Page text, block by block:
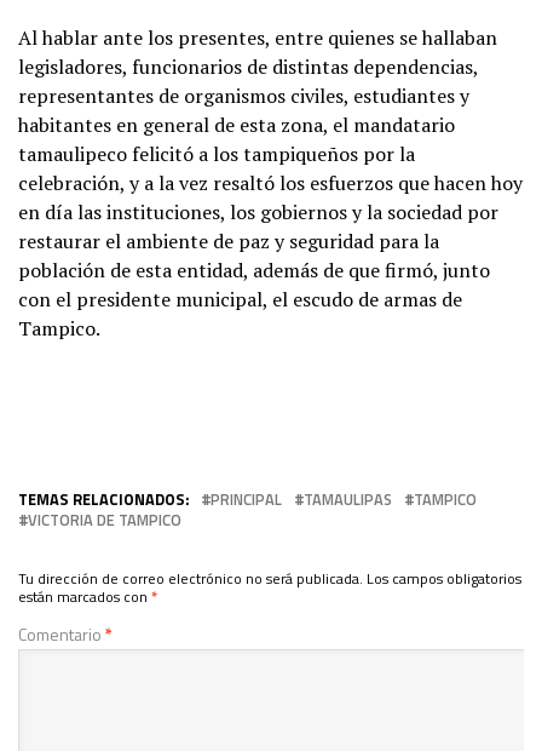
Al hablar ante los presentes, entre quienes se hallaban
legisladores, funcionarios de distintas dependencias,
representantes de organismos civiles, estudiantes y
habitantes en general de esta zona, el mandatario
tamaulipeco felicitó a los tampiqueños por la
celebración, y a la vez resaltó los esfuerzos que hacen hoy
en día las instituciones, los gobiernos y la sociedad por
restaurar el ambiente de paz y seguridad para la
población de esta entidad, además de que firmó, junto
con el presidente municipal, el escudo de armas de
Tampico.
TEMAS RELACIONADOS: PRINCIPAL TAMAULIPAS
TAMPICO
VICTORIA DE TAMPICO
Tu dirección de correo electrónico no será publicada. Los campos obligatorios
están marcados con *
Comentario*